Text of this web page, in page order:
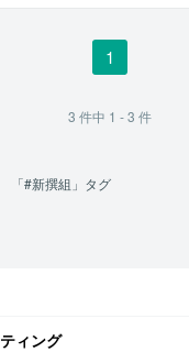
1
3 件中 1 - 3 件
「#新撰組」タグ
ィング